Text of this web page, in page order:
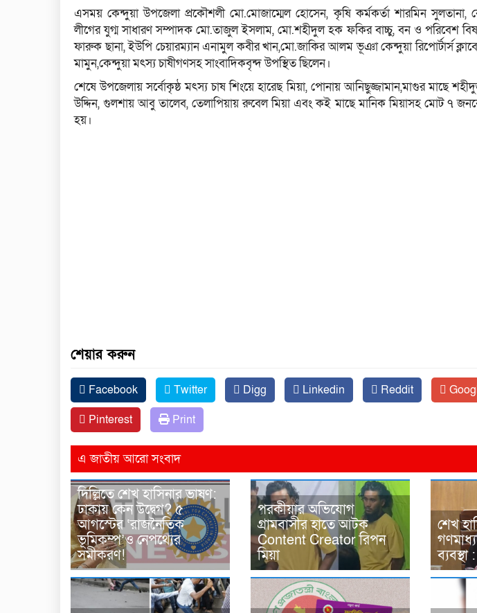
এসময় কেন্দুয়া উপজেলা প্রকৌশলী মো.মোজাম্মেল হোসেন, কৃষি কর্মকর্তা শারমিন সুলতানা,
লীগের যুগ্ম সাধারণ সম্পাদক মো.তাজুল ইসলাম, মো.শহীদুল হক ফকির বাচ্চু, বন ও পরিবেশ
ফারুক ছানা, ইউপি চেয়ারম্যান এনামুল কবীর খান,মো.জাকির আলম ভূঞা কেন্দুয়া রিপোর্টার্স
মামুন,কেন্দুয়া মৎস্য চাষীগণসহ সাংবাদিকবৃন্দ উপস্থিত ছিলেন।
শেষে উপজেলায় সর্বোকৃষ্ঠ মৎস্য চাষ শিংয়ে হারেছ মিয়া, পোনায় আনিছুজ্জামান,মাগুর মাছে
উদ্দিন, গুলশায় আবু তালেব, তেলাপিয়ায় রুবেল মিয়া এবং কই মাছে মানিক মিয়াসহ মোট ৭
হয়।
শেয়ার করুন
Facebook Twitter Digg Linkedin Reddit
Pinterest
Print
এ জাতীয় আরো সংবাদ
দিল্লিতে শেখ হাসিনার ভাষণ:
ঢাকায় কেন উদ্বেগ? ৫
আগস্টের ‘রাজনৈতিক
ভূমিকম্প’ও নেপথ্যের
সমীকরণ!
পরকীয়ার অভিযোগ
গ্রামবাসীর হাতে আটক
Content Creator রিপন
মিয়া
শেখ
ব্যবস্থা